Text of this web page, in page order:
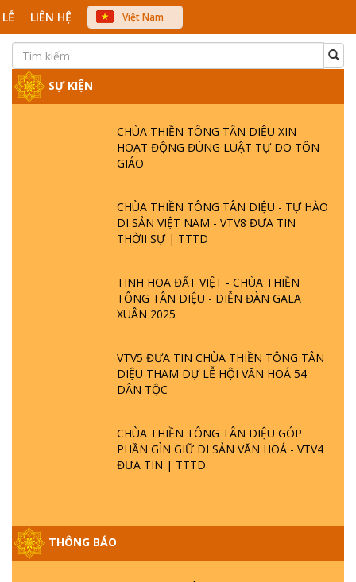
LIÊN HỆ
Việt Nam
中文
SỰ KIỆN
CHÙA THIỀN TÔNG TÂN DIỆU XIN
HOẠT ĐỘNG ĐÚNG LUẬT TỰ DO TÔN
GIÁO
CHÙA THIỀN TÔNG TÂN DIỆU - TỰ HÀO
DI SẢN VIỆT NAM - VTV8 ĐƯA TIN
THỜII SỰ | TTTD
TINH HOA ĐẤT VIỆT - CHÙA THIỀN
TÔNG TÂN DIỆU - DIỄN ĐÀN GALA
XUÂN 2025
VTV5 ĐƯA TIN CHÙA THIỀN TÔNG TÂN
DIỆU THAM DỰ LỄ HỘI VĂN HOÁ 54
DÂN TỘC
CHÙA THIỀN TÔNG TÂN DIỆU GÓP
PHẦN GÌN GIỮ DI SẢN VĂN HOÁ - VTV4
ĐƯA TIN | TTTD
THÔNG BÁO